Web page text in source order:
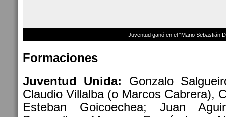
Juventud ganó en el “Mario Sebastián
Formaciones
Juventud Unida: Gonzalo
Claudio Villalba (o Marcos Cabrera),
Esteban Goicoechea; Juan